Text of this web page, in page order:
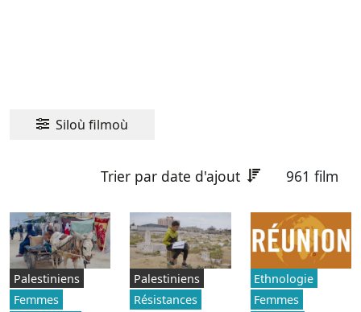
Siloù filmoù
Trier par date d'ajout 961 film
Palestiniens
Femmes
Palestiniens
Résistances
Ethnologie
Femmes